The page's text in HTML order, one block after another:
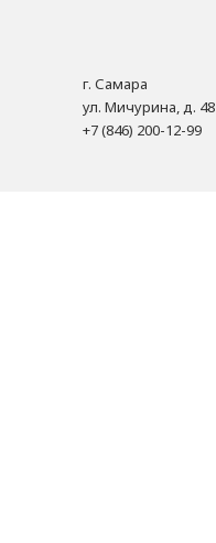
г. Самара
ул. Мичурина, д. 48
+7 (846) 200-12-99